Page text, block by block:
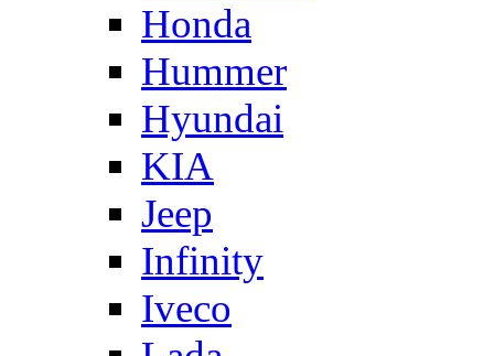
Honda
Hummer
Hyundai
KIA
Jeep
Infinity
Iveco